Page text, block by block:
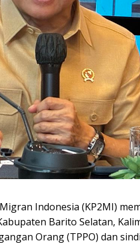
Indonesia (KP2MI)
Barito Selatan,
Orang (TPPO) dan